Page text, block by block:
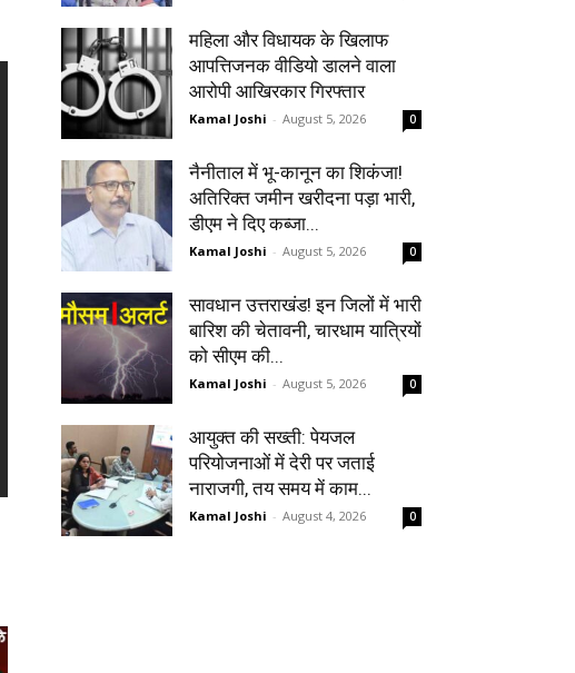
महिला और विधायक के खिलाफ
आपत्तिजनक वीडियो डालने वाला
आरोपी आखिरकार गिरफ्तार
Kamal Joshi - August 5, 2026 0
नैनीताल में भू-कानून का शिकंजा!
अतिरिक्त जमीन खरीदना पड़ा भारी,
डीएम ने दिए कब्जा...
Kamal Joshi - August 5, 2026 0
सावधान उत्तराखंड! इन जिलों में भारी
बारिश की चेतावनी, चारधाम यात्रियों
को सीएम की...
Kamal Joshi - August 5, 2026 0
आयुक्त की सख्ती: पेयजल
परियोजनाओं में देरी पर जताई
नाराजगी, तय समय में काम...
Kamal Joshi - August 4, 2026 0